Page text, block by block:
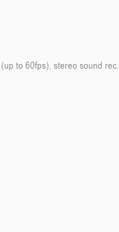
to 60fps), stereo sound rec.